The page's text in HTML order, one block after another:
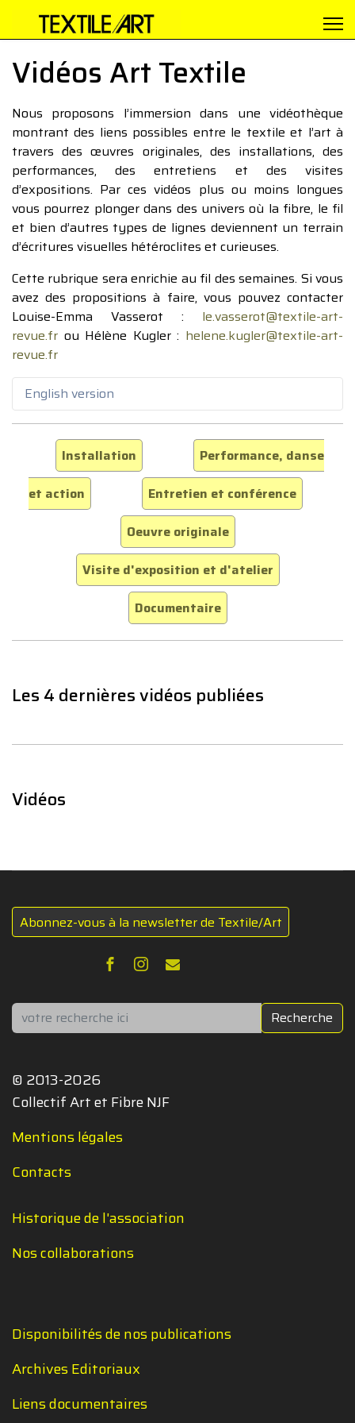
Vidéos Art Textile
Nous proposons l’immersion dans une vidéothèque
montrant des liens possibles entre le textile et l’art à
travers des œuvres originales, des installations, des
performances, des entretiens et des visites
d’expositions. Par ces vidéos plus ou moins longues
vous pourrez plonger dans des univers où la fibre, le fil
et bien d’autres types de lignes deviennent un terrain
d’écritures visuelles hétéroclites et curieuses.
Cette rubrique sera enrichie au fil des semaines. Si vous
avez des propositions à faire, vous pouvez contacter
Louise-Emma Vasserot : le.vasserot@textile-art-
revue.fr ou Hélène Kugler : helene.kugler@textile-art-
revue.fr
English version
Installation
Performance, danse
et action
Entretien et conférence
Oeuvre originale
Visite d'exposition et d'atelier
Documentaire
Les 4 dernières vidéos publiées
Vidéos
Abonnez-vous à la newsletter de Textile/Art
Rechercher Recherche
© 2013-2026
Collectif Art et Fibre NJF
Mentions légales
Contacts
Historique de l'association
Nos collaborations
Disponibilités de nos publications
Archives Editoriaux
Liens documentaires